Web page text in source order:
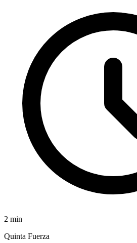
2 min
Quinta Fuerza